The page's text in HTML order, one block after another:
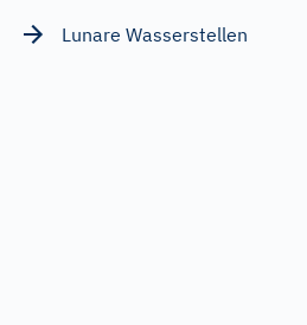
Lunare Wasserstellen